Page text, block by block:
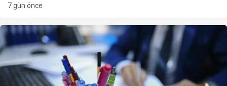
7 gün önce